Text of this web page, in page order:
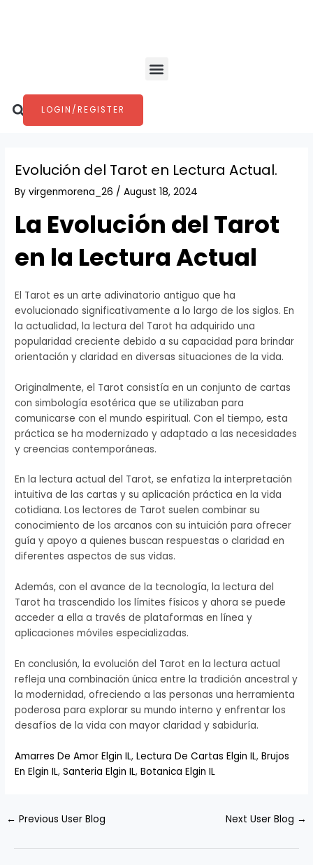
Menu
Search
LOGIN/REGISTER
Evolución del Tarot en Lectura Actual.
Byvirgenmorena_26 /August 18, 2024
La Evolución del Tarot
en la Lectura Actual
El Tarot es un arte adivinatorio antiguo que ha
evolucionado significativamente a lo largo de los siglos. En
la actualidad, la lectura del Tarot ha adquirido una
popularidad creciente debido a su capacidad para brindar
orientación y claridad en diversas situaciones de la vida.
Originalmente, el Tarot consistía en un conjunto de cartas
con simbología esotérica que se utilizaban para
comunicarse con el mundo espiritual. Con el tiempo, esta
práctica se ha modernizado y adaptado a las necesidades
y creencias contemporáneas.
En la lectura actual del Tarot, se enfatiza la interpretación
intuitiva de las cartas y su aplicación práctica en la vida
cotidiana. Los lectores de Tarot suelen combinar su
conocimiento de los arcanos con su intuición para ofrecer
guía y apoyo a quienes buscan respuestas o claridad en
diferentes aspectos de sus vidas.
Además, con el avance de la tecnología, la lectura del
Tarot ha trascendido los límites físicos y ahora se puede
acceder a ella a través de plataformas en línea y
aplicaciones móviles especializadas.
En conclusión, la evolución del Tarot en la lectura actual
refleja una combinación única entre la tradición ancestral y
la modernidad, ofreciendo a las personas una herramienta
poderosa para explorar su mundo interno y enfrentar los
desafíos de la vida con mayor claridad y sabiduría.
Amarres De Amor Elgin IL,Lectura De Cartas Elgin IL,Brujos
En Elgin IL,Santeria Elgin IL,Botanica Elgin IL
← Previous User Blog Next User Blog →